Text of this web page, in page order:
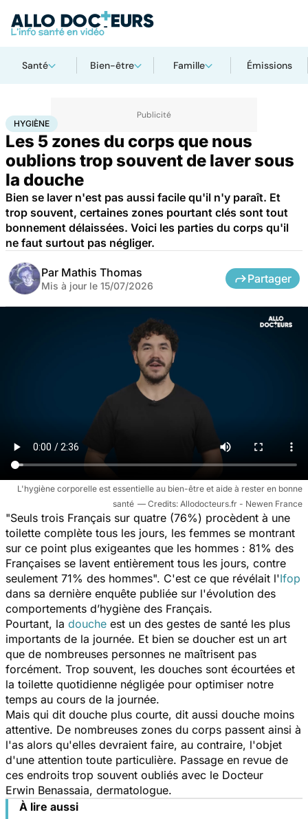
Santé Bien-être Famille Émissions
AccueilSanté
HYGIÈNE
Les 5 zones du corps que nous
oublions trop souvent de laver sous
la douche
Bien se laver n'est pas aussi facile qu'il n'y paraît. Et
trop souvent, certaines zones pourtant clés sont tout
bonnement délaissées. Voici les parties du corps qu'il
ne faut surtout pas négliger.
Par Mathis Thomas
Mis à jour le 15/07/2026
Partager
L'hygiène corporelle est essentielle au bien-être et aide à rester en bonne
santé
Allodocteurs.fr - Newen France
"Seuls trois Français sur quatre (76%) procèdent à une
toilette complète tous les jours, les femmes se montrant
sur ce point plus exigeantes que les hommes : 81% des
Françaises se lavent entièrement tous les jours, contre
seulement 71% des hommes". C'est ce que révélait l'Ifop
dans sa dernière enquête publiée sur l'évolution des
comportements d’hygiène des Français.
Pourtant, la douche est un des gestes de santé les plus
importants de la journée. Et bien se doucher est un art
que de nombreuses personnes ne maîtrisent pas
forcément. Trop souvent, les douches sont écourtées et
la toilette quotidienne négligée pour optimiser notre
temps au cours de la journée.
Mais qui dit douche plus courte, dit aussi douche moins
attentive. De nombreuses zones du corps passent ainsi à
l'as alors qu'elles devraient faire, au contraire, l'objet
d'une attention toute particulière. Passage en revue de
ces endroits trop souvent oubliés avec le Docteur
Erwin Benassaia, dermatologue.
À lire aussi